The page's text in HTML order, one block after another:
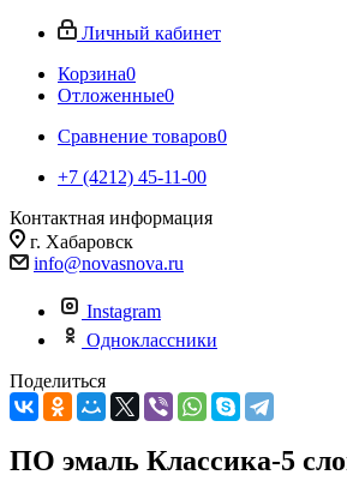
Личный кабинет
Корзина0
Отложенные0
Сравнение товаров0
+7 (4212) 45-11-00
Контактная информация
г. Хабаровск
info@novasnova.ru
Instagram
Одноклассники
Поделиться
ПО эмаль Классика-5